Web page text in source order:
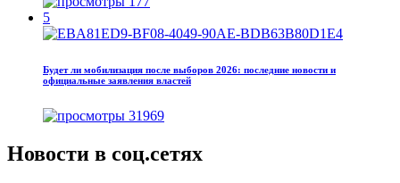
5
Будет ли мобилизация после выборов 2026: последние новости и
официальные заявления властей
31969
Новости в соц.сетях